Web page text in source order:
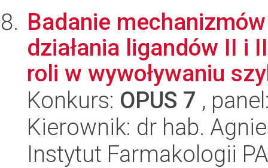
Badanie
działania ligandów II i
roli w wywoływaniu
Konkurs: OPUS 7 ,
Kierownik: dr hab.
Instytut Farmakologii